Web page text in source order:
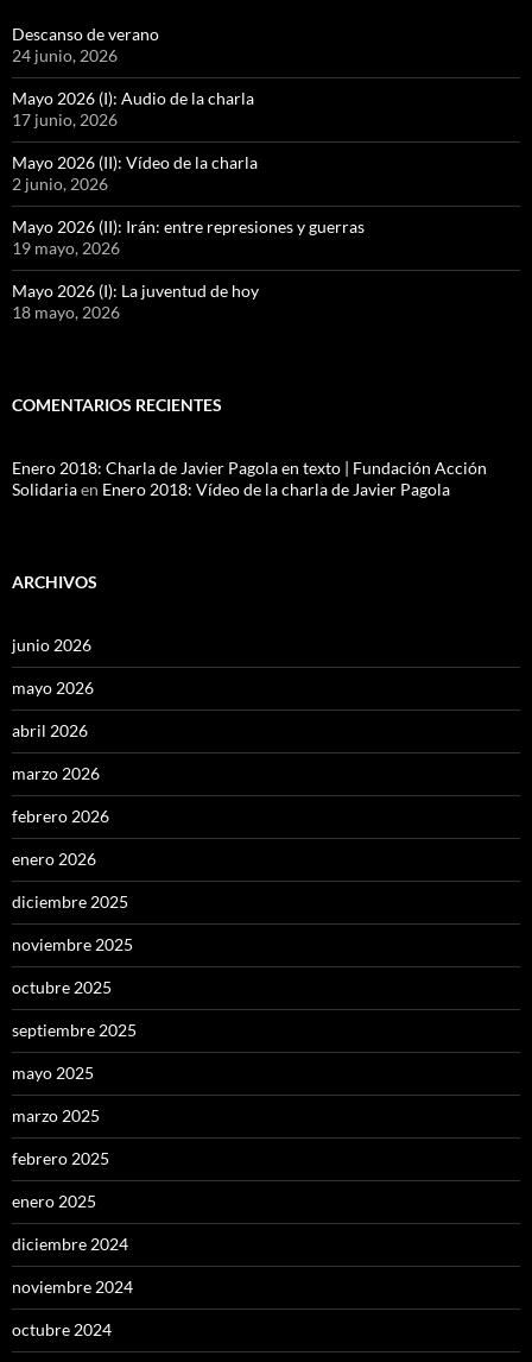
Descanso de verano
24 junio, 2026
Mayo 2026 (I): Audio de la charla
17 junio, 2026
Mayo 2026 (II): Vídeo de la charla
2 junio, 2026
Mayo 2026 (II): Irán: entre represiones y guerras
19 mayo, 2026
Mayo 2026 (I): La juventud de hoy
18 mayo, 2026
COMENTARIOS RECIENTES
Enero 2018: Charla de Javier Pagola en texto | Fundación Acción
Solidariaen Enero 2018: Vídeo de la charla de Javier Pagola
ARCHIVOS
junio 2026
mayo 2026
abril 2026
marzo 2026
febrero 2026
enero 2026
diciembre 2025
noviembre 2025
octubre 2025
septiembre 2025
mayo 2025
marzo 2025
febrero 2025
enero 2025
diciembre 2024
noviembre 2024
octubre 2024